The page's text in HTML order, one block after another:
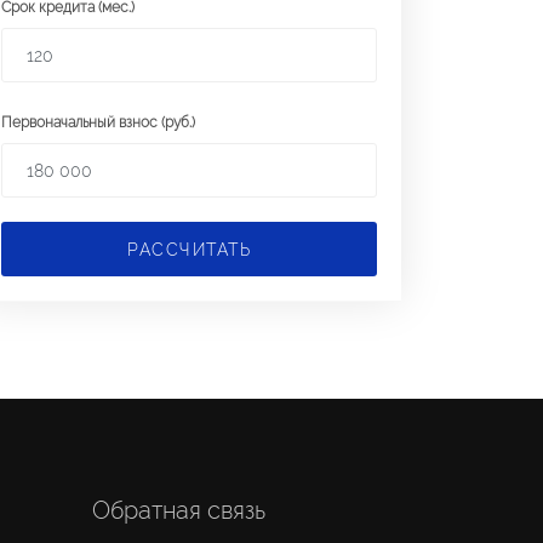
Срок кредита (мес.)
Первоначальный взнос (руб.)
РАССЧИТАТЬ
Обратная связь